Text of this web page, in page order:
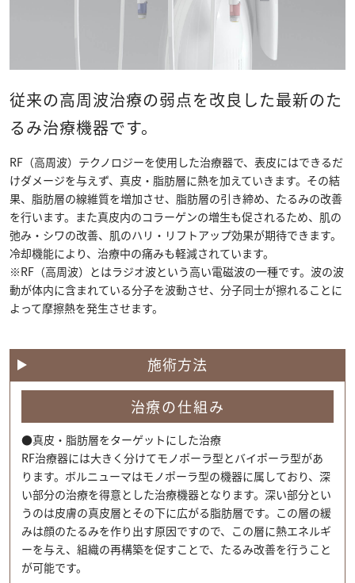
従来の高周波治療の弱点を改良した最新のた
るみ治療機器です。
RF（高周波）テクノロジーを使用した治療器で、表皮にはできるだ
けダメージを与えず、真皮・脂肪層に熱を加えていきます。その結
果、脂肪層の線維質を増加させ、脂肪層の引き締め、たるみの改善
を行います。また真皮内のコラーゲンの増生も促されるため、肌の
弛み・シワの改善、肌のハリ・リフトアップ効果が期待できます。
冷却機能により、治療中の痛みも軽減されています。
※RF（高周波）とはラジオ波という高い電磁波の一種です。波の波
動が体内に含まれている分子を波動させ、分子同士が擦れることに
よって摩擦熱を発生させます。
施術方法
治療の仕組み
●真皮・脂肪層をターゲットにした治療
RF治療器には大きく分けてモノポーラ型とバイポーラ型があ
ります。ボルニューマはモノポーラ型の機器に属しており、深
い部分の治療を得意とした治療機器となります。深い部分とい
うのは皮膚の真皮層とその下に広がる脂肪層です。この層の緩
みは顔のたるみを作り出す原因ですので、この層に熱エネルギ
ーを与え、組織の再構築を促すことで、たるみ改善を行うこと
が可能です。